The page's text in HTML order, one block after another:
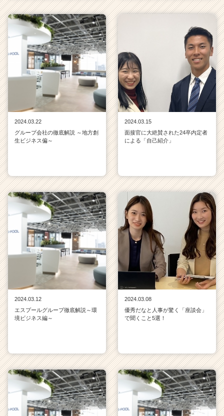
2024.03.22
グループ会社の徹底解説 ～地方創
生ビジネス偏～
2024.03.15
面接官に大絶賛された24卒内定者
による「自己紹介」
2024.03.12
エスプールグループ徹底解説～環
境ビジネス編～
2024.03.08
優秀だなと人事が驚く「座談会」
で聞くこと5選！